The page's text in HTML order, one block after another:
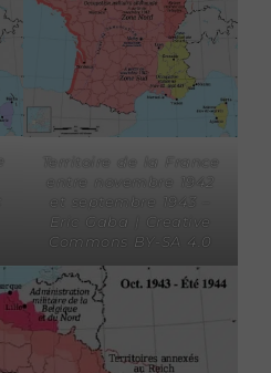
Territoire de la France
entre novembre 1942
et septembre 1943 –
Eric Gaba | Creative
Commons BY-SA 4.0